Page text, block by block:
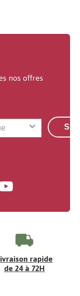
nos offres
Youtube
rapide
de 24 à 72H